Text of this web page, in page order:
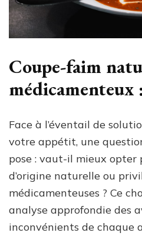
Coupe-faim
médicamenteux
Face à l’éventail de
votre appétit, une
pose : vaut-il mieux opter
d’origine naturelle ou
médicamenteuses ? Ce
analyse approfondie des
inconvénients de chaque